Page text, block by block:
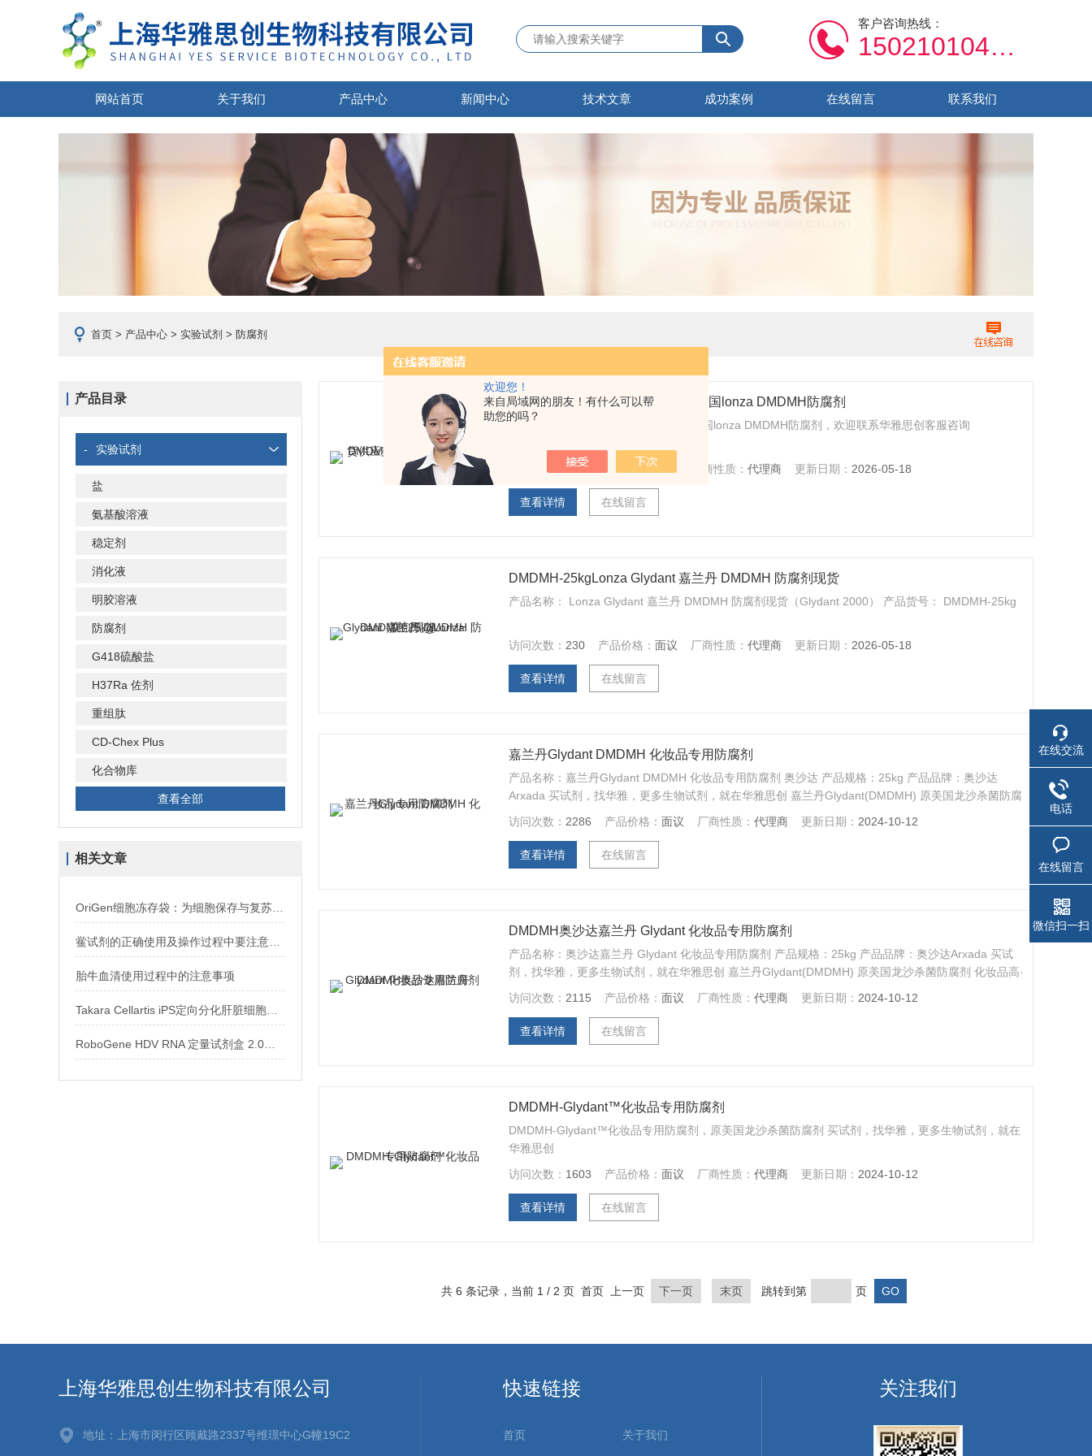
欢迎您！
来自局域网的朋友！有什么可以帮
助您的吗？
客户咨询热线：
15021010459
网站首页 关于我们 产品中心 新闻中心 技术文章 成功案例 在线留言 联系我们
首页 > 产品中心 > 实验试剂 > 防腐剂
产品目录
- 实验试剂
盐
氨基酸溶液
稳定剂
消化液
明胶溶液
防腐剂
G418硫酸盐
H37Ra 佐剂
重组肽
CD-Chex Plus
化合物库
查看全部
相关文章
胎牛血清使用过程中的注意事项
DMDMH-25kg华雅思创现货供应美国lonza DMDMH防腐剂
买试剂，找华雅，华雅思创现货供应美国lonza DMDMH防腐剂，欢迎联系华雅思创客服咨询
访问次数：198 产品价格：面议 厂商性质：代理商 更新日期： 2026-05-18
查看详情 在线留言
DMDMH-25kgLonza Glydant 嘉兰丹 DMDMH 防腐剂现货
产品名称： Lonza Glydant 嘉兰丹 DMDMH 防腐剂现货（Glydant 2000） 产品货号： DMDMH-25kg
访问次数： 230 产品价格：面议 厂商性质：代理商 更新日期： 2026-05-18
查看详情 在线留言
嘉兰丹Glydant DMDMH 化妆品专用防腐剂
产品名称：嘉兰丹Glydant DMDMH 化妆品专用防腐剂 奥沙达 产品规格：25kg 产品品牌：奥沙达
Arxada 买试剂，找华雅，更多生物试剂，就在华雅思创 嘉兰丹Glydant(DMDMH) 原美国龙沙杀菌防腐
剂 化妆品高·效杀菌剂，现货供应，欢迎咨询
访问次数： 2286 产品价格：面议 厂商性质：代理商 更新日期： 2024-10-12
查看详情 在线留言
DMDMH奥沙达嘉兰丹 Glydant 化妆品专用防腐剂
产品名称：奥沙达嘉兰丹 Glydant 化妆品专用防腐剂 产品规格：25kg 产品品牌：奥沙达Arxada 买试
剂，找华雅，更多生物试剂，就在华雅思创 嘉兰丹Glydant(DMDMH) 原美国龙沙杀菌防腐剂 化妆品高·
效杀菌剂，现货供应，欢迎咨询
访问次数： 2115 产品价格：面议 厂商性质：代理商 更新日期： 2024-10-12
查看详情 在线留言
DMDMH-Glydant™化妆品专用防腐剂
DMDMH-Glydant™化妆品专用防腐剂，原美国龙沙杀菌防腐剂 买试剂，找华雅，更多生物试剂，就在
华雅思创
访问次数： 1603 产品价格：面议 厂商性质：代理商 更新日期： 2024-10-12
查看详情 在线留言
共 6 条记录，当前 1 / 2 页 首页 上一页 下一页 末页 跳转到第 页
上海华雅思创生物科技有限公司
地址：上海市闵行区顾戴路2337号维璟中心G幢19C2
快速链接
首页 关于我们
关注我们
在线交流
电话
在线留言
微信扫一扫